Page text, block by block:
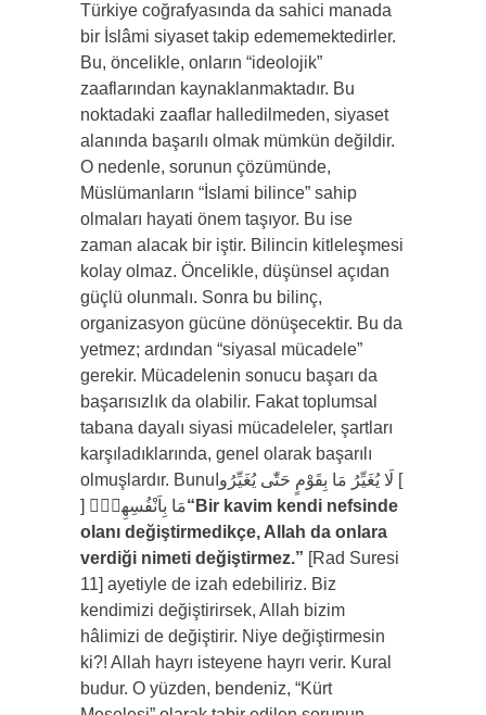
Türkiye coğrafyasında da sahici manada
bir İslâmi siyaset takip edememektedirler.
Bu, öncelikle, onların “ideolojik”
zaaflarından kaynaklanmaktadır. Bu
noktadaki zaaflar halledilmeden, siyaset
alanında başarılı olmak mümkün değildir.
O nedenle, sorunun çözümünde,
Müslümanların “İslami bilince” sahip
olmaları hayati önem taşıyor. Bu ise
zaman alacak bir iştir. Bilincin kitleleşmesi
kolay olmaz. Öncelikle, düşünsel açıdan
güçlü olunmalı. Sonra bu bilinç,
organizasyon gücüne dönüşecektir. Bu da
yetmez; ardından “siyasal mücadele”
gerekir. Mücadelenin sonucu başarı da
başarısızlık da olabilir. Fakat toplumsal
tabana dayalı siyasi mücadeleler, şartları
karşıladıklarında, genel olarak başarılı
olmuşlardır. Bunu‭ ‬‭[‬لَا‭ ‬يُغَيِّرُ‭ ‬مَا‭ ‬بِقَوْمٍ‭ ‬حَتّٰى‭ ‬يُغَيِّرُوا‭
“Bir kavim kendi nefsinde
olanı değiştirmedikçe, Allah da onlara
verdiği nimeti değiştirmez.” [Rad Suresi
11] ayetiyle de izah edebiliriz. Biz
kendimizi değiştirirsek, Allah bizim
hâlimizi de değiştirir. Niye değiştirmesin
ki?! Allah hayrı isteyene hayrı verir. Kural
budur. O yüzden, bendeniz, “Kürt